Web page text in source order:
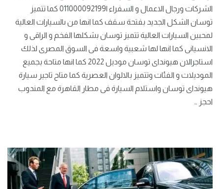
الشركات ورجال الاعمال و السفراء |011000092199 كما تتميز
توسان الشكل الجديد بفتحة سقف كما انها من ىالسيارات العالية
لمحبين السيارات العالية تتميز توسان بشكلها الفخم و الراقى و
الانسيانى كما انها لها شعبية واسعة فى السوق المصرى لذلك
استاجرالان هيونداى توسان موديل 2022 كما انها متاحة بجميع
الموديلات و الفئات وتتميز بالالوان العصرية كما متاح تاجير سيارة
هيونداى توسان واستلام السيارة فى مطار القاهرة مع المندوب
احجز …